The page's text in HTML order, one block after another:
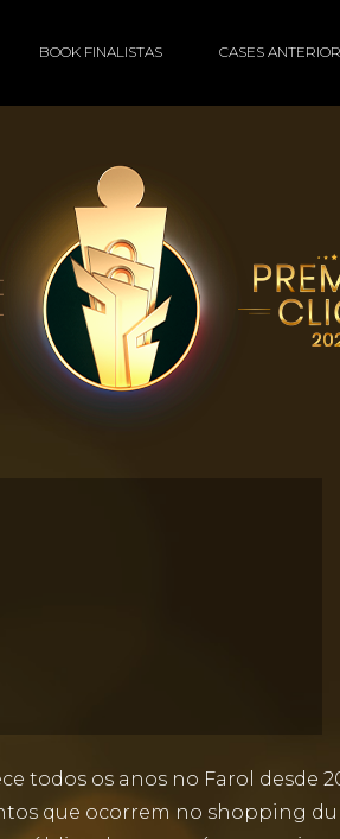
BOOK FINALISTAS CASES
todos os anos no Farol desde
que ocorrem no shopping